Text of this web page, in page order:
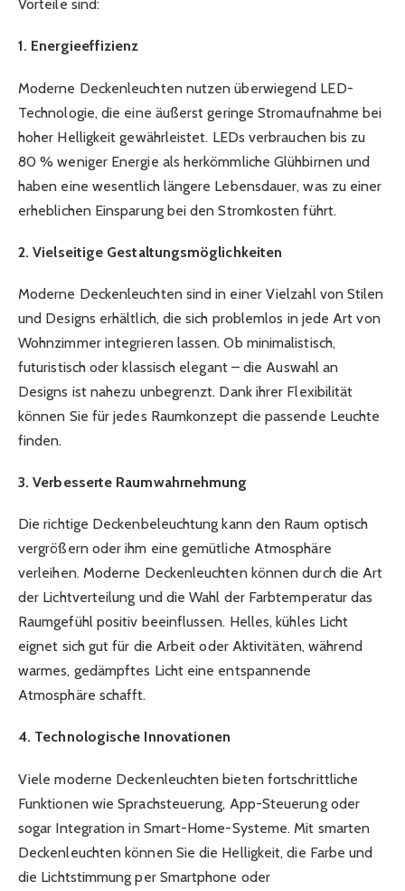
Vorteile sind:
1. Energieeffizienz
Moderne Deckenleuchten nutzen überwiegend LED-
Technologie, die eine äußerst geringe Stromaufnahme bei
hoher Helligkeit gewährleistet. LEDs verbrauchen bis zu
80 % weniger Energie als herkömmliche Glühbirnen und
haben eine wesentlich längere Lebensdauer, was zu einer
erheblichen Einsparung bei den Stromkosten führt.
2. Vielseitige Gestaltungsmöglichkeiten
Moderne Deckenleuchten sind in einer Vielzahl von Stilen
und Designs erhältlich, die sich problemlos in jede Art von
Wohnzimmer integrieren lassen. Ob minimalistisch,
futuristisch oder klassisch elegant – die Auswahl an
Designs ist nahezu unbegrenzt. Dank ihrer Flexibilität
können Sie für jedes Raumkonzept die passende Leuchte
finden.
3. Verbesserte Raumwahrnehmung
Die richtige Deckenbeleuchtung kann den Raum optisch
vergrößern oder ihm eine gemütliche Atmosphäre
verleihen. Moderne Deckenleuchten können durch die Art
der Lichtverteilung und die Wahl der Farbtemperatur das
Raumgefühl positiv beeinflussen. Helles, kühles Licht
eignet sich gut für die Arbeit oder Aktivitäten, während
warmes, gedämpftes Licht eine entspannende
Atmosphäre schafft.
4. Technologische Innovationen
Viele moderne Deckenleuchten bieten fortschrittliche
Funktionen wie Sprachsteuerung, App-Steuerung oder
sogar Integration in Smart-Home-Systeme. Mit smarten
Deckenleuchten können Sie die Helligkeit, die Farbe und
die Lichtstimmung per Smartphone oder